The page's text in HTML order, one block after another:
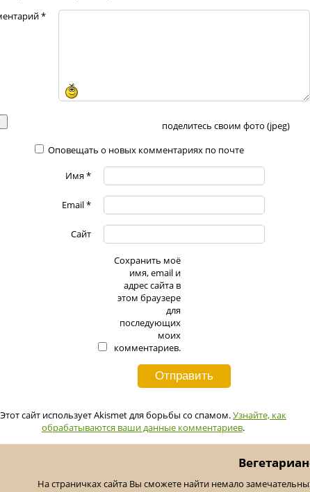
*
поделитесь своим фото (jpeg)
Оповещать о новых комментариях по почте
Имя*
Email*
Сайт
Сохранить моё
имя, email и
адрес сайта в
этом браузере
для
последующих
моих
комментариев.
Этот сайт использует Akismet для борьбы со спамом.Узнайте, как
обрабатываются ваши данные комментариев.
На страничках сайта Вы сможете найти немало